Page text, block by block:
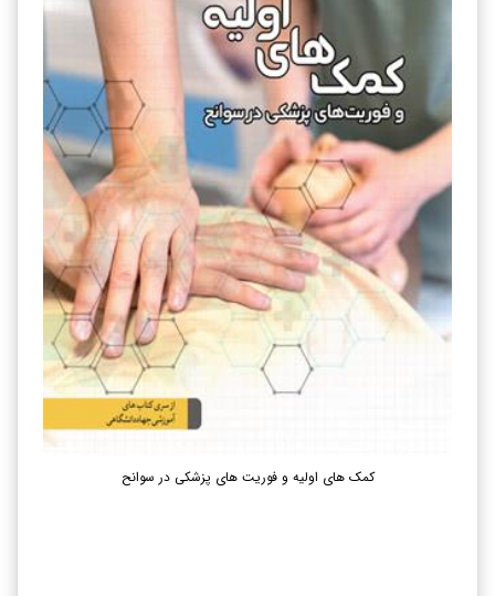
کمک های اولیه و فوریت های پزشکی در سوانح